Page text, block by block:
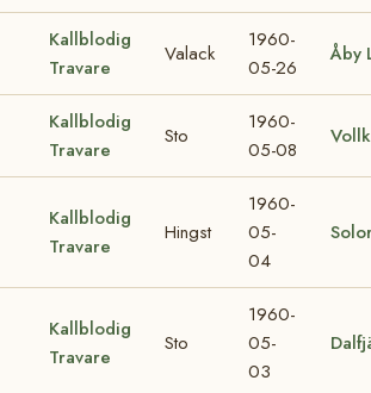
Kallblodig
Travare
Valack
1960-
05-26
Åby
Kallblodig
Travare
Sto
1960-
05-08
Kallblodig
Travare
Hingst
1960-
05-
04
Kallblodig
Travare
Sto
1960-
05-
03